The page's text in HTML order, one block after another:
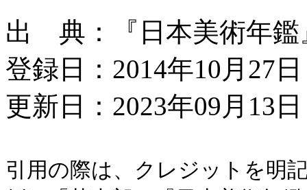
出 典：『日本美術年鑑
登録日：2014年10月27日
更新日：2023年09月13
引用の際は、クレジットを明